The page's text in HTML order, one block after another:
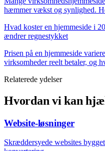
hæmmer vækst og synlighed.
Hvad koster en hjemmeside i
ændrer regnestykket
Prisen på en hjemmeside
virksomheder reelt betaler, og
Relaterede ydelser
Hvordan vi kan
Website-løsninger
Skræddersyede websites